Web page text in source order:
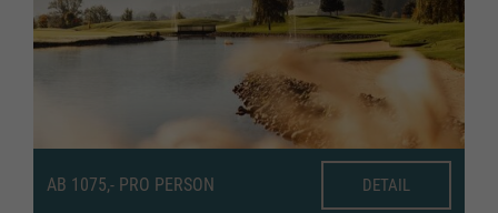
AB 1075,- PRO PERSON DETAIL